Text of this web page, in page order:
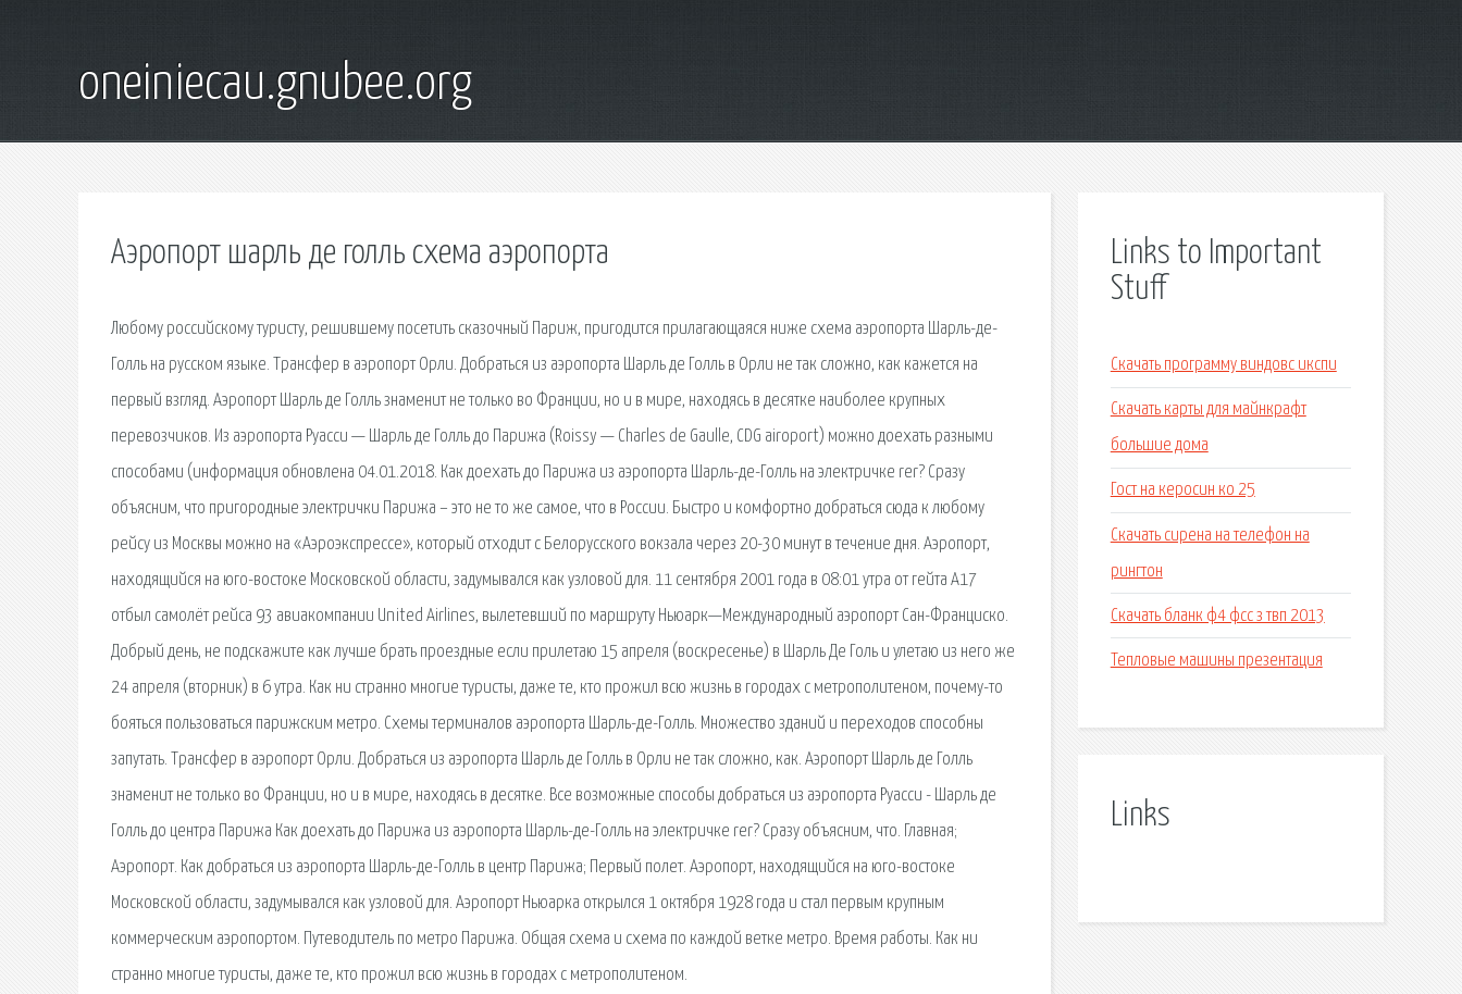
oneiniecau.gnubee.org
Аэропорт шарль де голль схема аэропорта
Любому российскому туристу, решившему посетить сказочный Париж, пригодится прилагающаяся ниже схема аэропорта Шарль-де-
Голль на русском языке. Трансфер в аэропорт Орли. Добраться из аэропорта Шарль де Голль в Орли не так сложно, как кажется на
первый взгляд. Аэропорт Шарль де Голль знаменит не только во Франции, но и в мире, находясь в десятке наиболее крупных
перевозчиков. Из аэропорта Руасси — Шарль де Голль до Парижа (Roissy — Charles de Gaulle, CDG airoport) можно доехать разными
способами (информация обновлена 04.01.2018. Как доехать до Парижа из аэропорта Шарль-де-Голль на электричке rer? Сразу
объясним, что пригородные электрички Парижа – это не то же самое, что в России. Быстро и комфортно добраться сюда к любому
рейсу из Москвы можно на «Аэроэкспрессе», который отходит с Белорусского вокзала через 20-30 минут в течение дня. Аэропорт,
находящийся на юго-востоке Московской области, задумывался как узловой для. 11 сентября 2001 года в 08:01 утра от гейта A17
отбыл самолёт рейса 93 авиакомпании United Airlines, вылетевший по маршруту Ньюарк—Международный аэропорт Сан-Франциско.
Добрый день, не подскажите как лучше брать проездные если прилетаю 15 апреля (воскресенье) в Шарль Де Голь и улетаю из него же
24 апреля (вторник) в 6 утра. Как ни странно многие туристы, даже те, кто прожил всю жизнь в городах с метрополитеном, почему-то
бояться пользоваться парижским метро. Схемы терминалов аэропорта Шарль-де-Голль. Множество зданий и переходов способны
запутать. Трансфер в аэропорт Орли. Добраться из аэропорта Шарль де Голль в Орли не так сложно, как. Аэропорт Шарль де Голль
знаменит не только во Франции, но и в мире, находясь в десятке. Все возможные способы добраться из аэропорта Руасси - Шарль де
Голль до центра Парижа Как доехать до Парижа из аэропорта Шарль-де-Голль на электричке rer? Сразу объясним, что. Главная;
Аэропорт. Как добраться из аэропорта Шарль-де-Голль в центр Парижа; Первый полет. Аэропорт, находящийся на юго-востоке
Московской области, задумывался как узловой для. Аэропорт Ньюарка открылся 1 октября 1928 года и стал первым крупным
коммерческим аэропортом. Путеводитель по метро Парижа. Общая схема и схема по каждой ветке метро. Время работы. Как ни
странно многие туристы, даже те, кто прожил всю жизнь в городах с метрополитеном.
Links to Important
Stuff
Скачать программу виндовс икспи
Скачать карты для майнкрафт
большие дома
Гост на керосин ко 25
Скачать сирена на телефон на
рингтон
Скачать бланк ф4 фсс з твп 2013
Тепловые машины презентация
Links